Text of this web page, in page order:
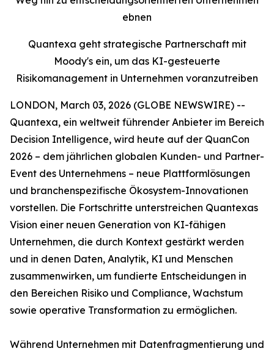
ebnen
Quantexa geht strategische Partnerschaft mit
Moody's ein, um das KI-gesteuerte
Risikomanagement in Unternehmen voranzutreiben
LONDON, March 03, 2026 (GLOBE NEWSWIRE) --
Quantexa, ein weltweit führender Anbieter im Bereich
Decision Intelligence, wird heute auf der QuanCon
2026 – dem jährlichen globalen Kunden- und Partner-
Event des Unternehmens – neue Plattformlösungen
und branchenspezifische Ökosystem-Innovationen
vorstellen. Die Fortschritte unterstreichen Quantexas
Vision einer neuen Generation von KI-fähigen
Unternehmen, die durch Kontext gestärkt werden
und in denen Daten, Analytik, KI und Menschen
zusammenwirken, um fundierte Entscheidungen in
den Bereichen Risiko und Compliance, Wachstum
sowie operative Transformation zu ermöglichen.
Während Unternehmen mit Datenfragmentierung und